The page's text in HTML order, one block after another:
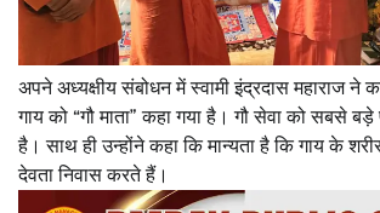
अपने अध्यक्षीय संबोधन में स्वामी इंद्रदास महाराज ने
गाय को “गौ माता” कहा गया है। गौ सेवा को सबसे बड़े
है। साथ ही उन्होंने कहा कि मान्यता है कि गाय के
देवता निवास करते हैं।